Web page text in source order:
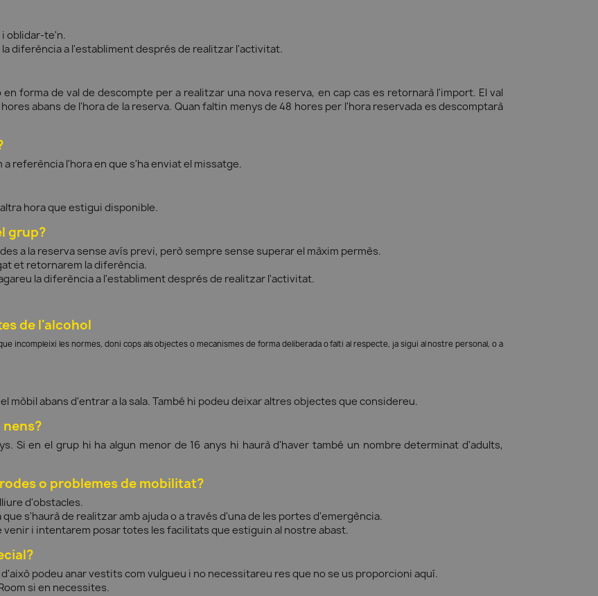
i oblidar-te'n.
diferència a l'establiment després de realitzar l'activitat.
forma de val de descompte per a realitzar una nova reserva, en cap cas es retornarà l'import. El val
abans de l'hora de la reserva. Quan faltin menys de 48 hores per l'hora reservada es descomptarà
referència l'hora en que s'ha enviat el missatge.
hora que estigui disponible.
grup?
a la reserva sense avís previ, però sempre sense superar el màxim permès.
et retornarem la diferència.
la diferència a l'establiment després de realitzar l'activitat.
de l'alcohol
incompleixi les normes, doni cops als objectes o mecanismes de forma deliberada o falti al respecte, ja sigui al nostre personal, o a
mòbil abans d'entrar a la sala. També hi podeu deixar altres objectes que considereu.
nens?
Si en el grup hi ha algun menor de 16 anys hi haurà d'haver també un nombre determinat d'adults,
o problemes de mobilitat?
d'obstacles.
s'haurà de realitzar amb ajuda o a través d'una de les portes d'emergència.
venir i intentarem posar totes les facilitats que estiguin al nostre abast.
podeu anar vestits com vulgueu i no necessitareu res que no se us proporcioni aquí.
si en necessites.